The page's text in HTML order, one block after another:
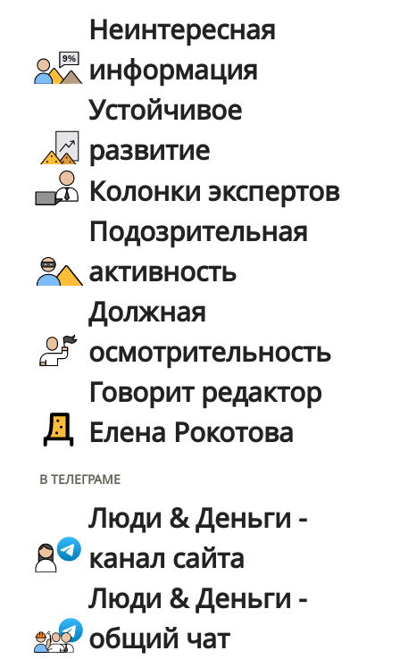
Неинтересная
информация
Устойчивое
развитие
Колонки экспертов
Подозрительная
активность
Должная
осмотрительность
Говорит редактор
Елена Рокотова
В ТЕЛЕГРАМЕ
Люди & Деньги -
канал сайта
Люди & Деньги -
общий чат